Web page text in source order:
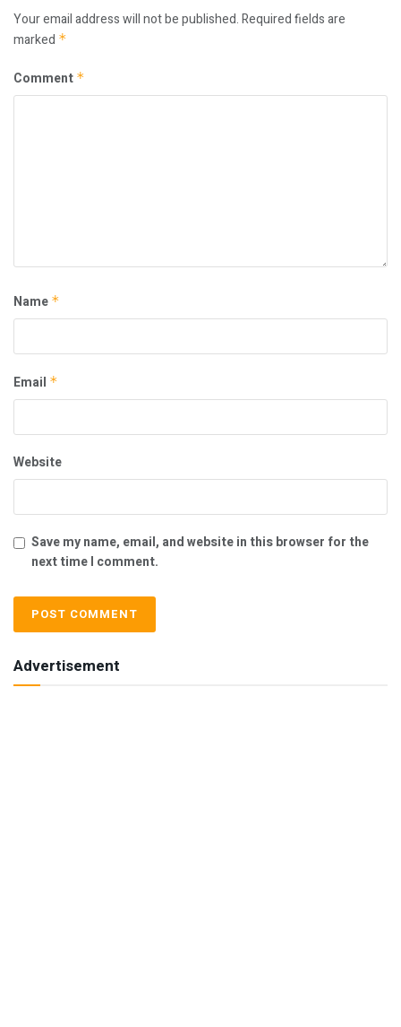
Your email address will not be published.Required fields are
marked *
Comment *
Name *
Email *
Website
Save my name, email, and website in this browser for the
next time I comment.
Advertisement